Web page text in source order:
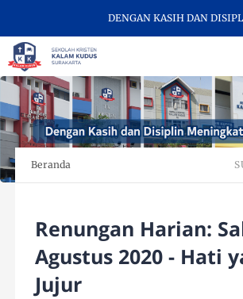
DENGAN KASIH DAN
Beranda
Renungan Harian:
Agustus 2020 - Hati
Jujur